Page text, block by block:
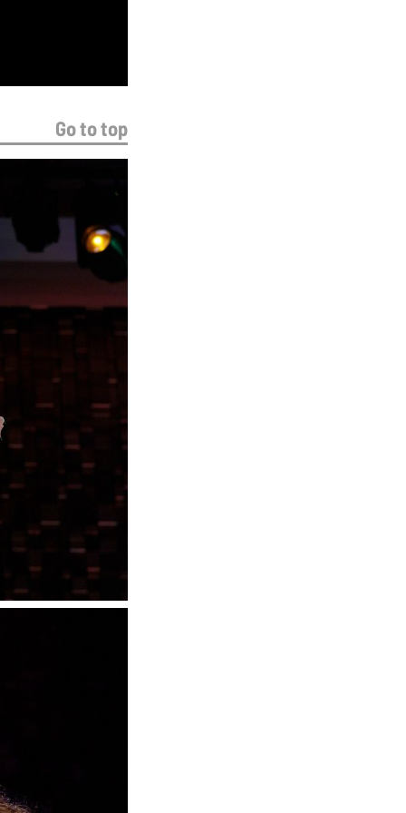
Go to top